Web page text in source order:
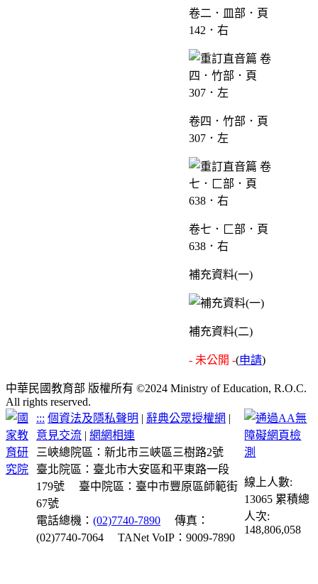
卷二．皿部．頁
142．右
卷四．竹部．頁
307．左
卷七．匚部．頁
638．右
補充資料(一)
補充資料(二)
- 未公開 -(申請)
中華民國教育部 版權所有 ©2024 Ministry of Education, R.O.C.
All rights reserved.
::: 個資法及隱私聲明 | 辭典公眾授權網 |
意見交流 |網網相連
三峽總院區：新北市三峽區三樹路2號
臺北院區：臺北市大安區和平東路一段
179號
臺中院區：臺中市豐原區師範街
67號
電話總機：(02)7740-7890
傳真：
(02)7740-7064
TANet VoIP：9009-7890
線上人數:
13065 累積總
人次:
148,806,058